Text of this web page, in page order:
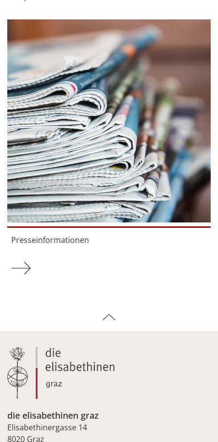
Presseinformationen
die elisabethinen graz
Elisabethinergasse 14
8020 Graz